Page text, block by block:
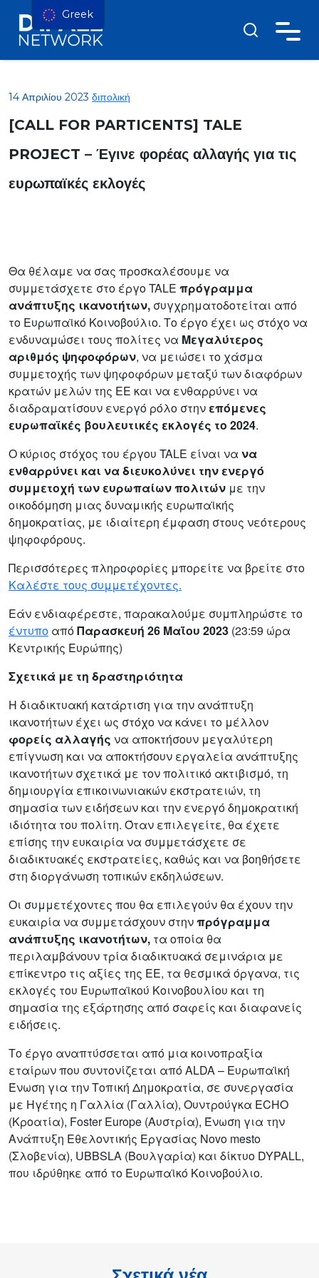
14 Απριλίου 2023 διπολική
[CALL FOR PARTICENTS] TALE
PROJECT – Έγινε φορέας αλλαγής για τις
ευρωπαϊκές εκλογές
Θα θέλαμε να σας προσκαλέσουμε να
συμμετάσχετε στο έργο TALE πρόγραμμα
ανάπτυξης ικανοτήτων, συγχρηματοδοτείται από
το Ευρωπαϊκό Κοινοβούλιο. Το έργο έχει ως στόχο να
ενδυναμώσει τους πολίτες να Μεγαλύτερος
αριθμός ψηφοφόρων, να μειώσει το χάσμα
συμμετοχής των ψηφοφόρων μεταξύ των διαφόρων
κρατών μελών της ΕΕ και να ενθαρρύνει να
διαδραματίσουν ενεργό ρόλο στην επόμενες
ευρωπαϊκές βουλευτικές εκλογές το 2024.
Ο κύριος στόχος του έργου TALE είναι να να
ενθαρρύνει και να διευκολύνει την ενεργό
συμμετοχή των ευρωπαίων πολιτών με την
οικοδόμηση μιας δυναμικής ευρωπαϊκής
δημοκρατίας, με ιδιαίτερη έμφαση στους νεότερους
ψηφοφόρους.
Περισσότερες πληροφορίες μπορείτε να βρείτε στο
Καλέστε τους συμμετέχοντες.
Εάν ενδιαφέρεστε, παρακαλούμε συμπληρώστε το
έντυπο απόΠαρασκευή 26 Μαΐου 2023 (23:59 ώρα
Κεντρικής Ευρώπης)
Σχετικά με τη δραστηριότητα
Η διαδικτυακή κατάρτιση για την ανάπτυξη
ικανοτήτων έχει ως στόχο να κάνει το μέλλον
φορείς αλλαγής να αποκτήσουν μεγαλύτερη
επίγνωση και να αποκτήσουν εργαλεία ανάπτυξης
ικανοτήτων σχετικά με τον πολιτικό ακτιβισμό, τη
δημιουργία επικοινωνιακών εκστρατειών, τη
σημασία των ειδήσεων και την ενεργό δημοκρατική
ιδιότητα του πολίτη. Όταν επιλεγείτε, θα έχετε
επίσης την ευκαιρία να συμμετάσχετε σε
διαδικτυακές εκστρατείες, καθώς και να βοηθήσετε
στη διοργάνωση τοπικών εκδηλώσεων.
Οι συμμετέχοντες που θα επιλεγούν θα έχουν την
ευκαιρία να συμμετάσχουν στηνπρόγραμμα
ανάπτυξης ικανοτήτων, τα οποία θα
περιλαμβάνουν τρία διαδικτυακά σεμινάρια με
επίκεντρο τις αξίες της ΕΕ, τα θεσμικά όργανα, τις
εκλογές του Ευρωπαϊκού Κοινοβουλίου και τη
σημασία της εξάρτησης από σαφείς και διαφανείς
ειδήσεις.
Το έργο αναπτύσσεται από μια κοινοπραξία
εταίρων που συντονίζεται απόALDA – Ευρωπαϊκή
Ένωση για την Τοπική Δημοκρατία, σε συνεργασία
με Ηγέτης η Γαλλία (Γαλλία), Ουντρούγκα ECHO
(Κροατία), Foster Europe (Αυστρία), Ένωση για την
Ανάπτυξη Εθελοντικής Εργασίας Novo mesto
(Σλοβενία), UBBSLA (Βουλγαρία) και δίκτυο DYPALL,
που ιδρύθηκε από το Ευρωπαϊκό Κοινοβούλιο.
Greek